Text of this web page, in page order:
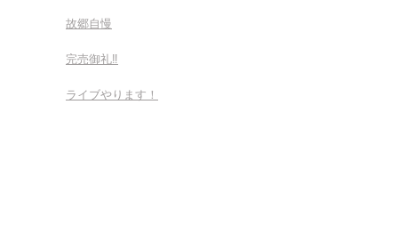
故郷自慢
完売御礼‼︎
ライブやります！